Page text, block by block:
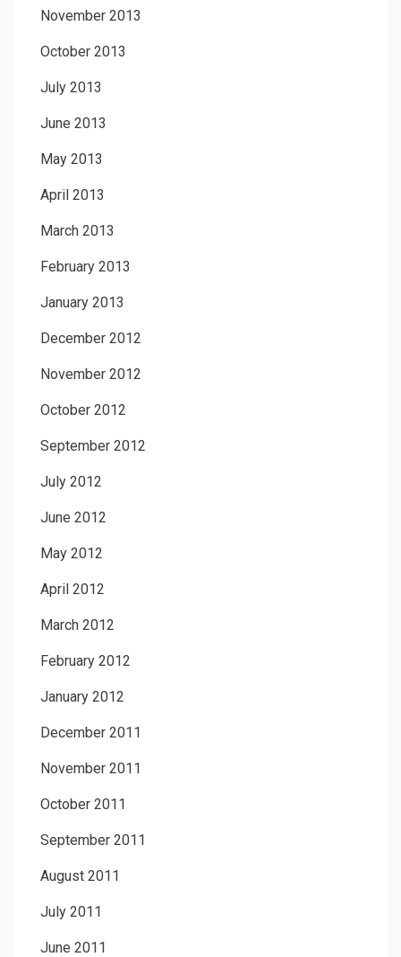
November 2013
October 2013
July 2013
June 2013
May 2013
April 2013
March 2013
February 2013
January 2013
December 2012
November 2012
October 2012
September 2012
July 2012
June 2012
May 2012
April 2012
March 2012
February 2012
January 2012
December 2011
November 2011
October 2011
September 2011
August 2011
July 2011
June 2011